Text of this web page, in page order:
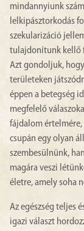
mindannyiunk
lelkipásztorkodás
szekularizáció
tulajdonítunk kellő
Azt gondoljuk,
területeken
éppen a betegség
megfelelő
fájdalom értelmére,
csupán egy olyan
szembesülnünk,
magára veszi
életre, amely soha
Az egészség teljes
igazi választ